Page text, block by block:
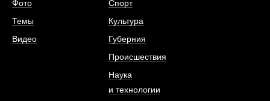
Фото
Темы
Видео
Спорт
Культура
Губерния
Происшествия
Наука
и технологии